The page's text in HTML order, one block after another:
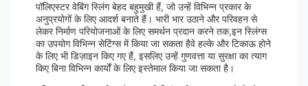
पॉलिएस्टर वेबिंग स्लिंग बेहद बहुमुखी हैं, जो उन्हें विभिन्न प्रकार के
अनुप्रयोगों के लिए आदर्श बनाते हैं। भारी भार उठाने और परिवहन से
लेकर निर्माण परियोजनाओं के लिए समर्थन प्रदान करने तक,इन स्लिंग्स
का उपयोग विभिन्न सेटिंग्स में किया जा सकता हैवे हल्के और टिकाऊ होने
के लिए भी डिज़ाइन किए गए हैं, इसलिए उन्हें गुणवत्ता या सुरक्षा का त्याग
किए बिना विभिन्न कार्यों के लिए इस्तेमाल किया जा सकता है।